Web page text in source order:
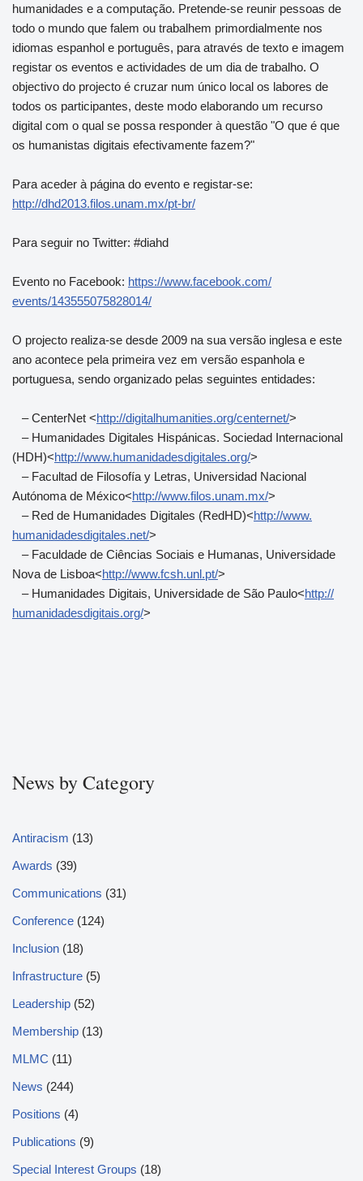
humanidades e a computação. Pretende-se reunir pessoas de
todo o mundo que falem ou trabalhem primordialmente nos
idiomas espanhol e português, para através de texto e imagem
registar os eventos e actividades de um dia de trabalho. O
objectivo do projecto é cruzar num único local os labores de
todos os participantes, deste modo elaborando um recurso
digital com o qual se possa responder à questão "O que é que
os humanistas digitais efectivamente fazem?"
Para aceder à página do evento e registar-se:
http://dhd2013.filos.unam.mx/pt-br/
Para seguir no Twitter: #diahd
Evento no Facebook: https://www.facebook.com/
events/143555075828014/
O projecto realiza-se desde 2009 na sua versão inglesa e este
ano acontece pela primeira vez em versão espanhola e
portuguesa, sendo organizado pelas seguintes entidades:
– CenterNet <http://digitalhumanities.org/centernet/>
– Humanidades Digitales Hispánicas. Sociedad Internacional
(HDH)<http://www.humanidadesdigitales.org/>
– Facultad de Filosofía y Letras, Universidad Nacional
Autónoma de México<http://www.filos.unam.mx/>
– Red de Humanidades Digitales (RedHD)<http://www.
humanidadesdigitales.net/>
– Faculdade de Ciências Sociais e Humanas, Universidade
Nova de Lisboa<http://www.fcsh.unl.pt/>
– Humanidades Digitais, Universidade de São Paulo<http://
humanidadesdigitais.org/>
News by Category
Antiracism (13)
Awards (39)
Communications (31)
Conference (124)
Inclusion (18)
Infrastructure (5)
Leadership (52)
Membership (13)
MLMC (11)
News (244)
Positions (4)
Publications (9)
Special Interest Groups (18)